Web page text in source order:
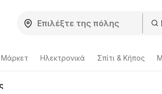
Hλεκτρονικά Σπίτι & Κήπος